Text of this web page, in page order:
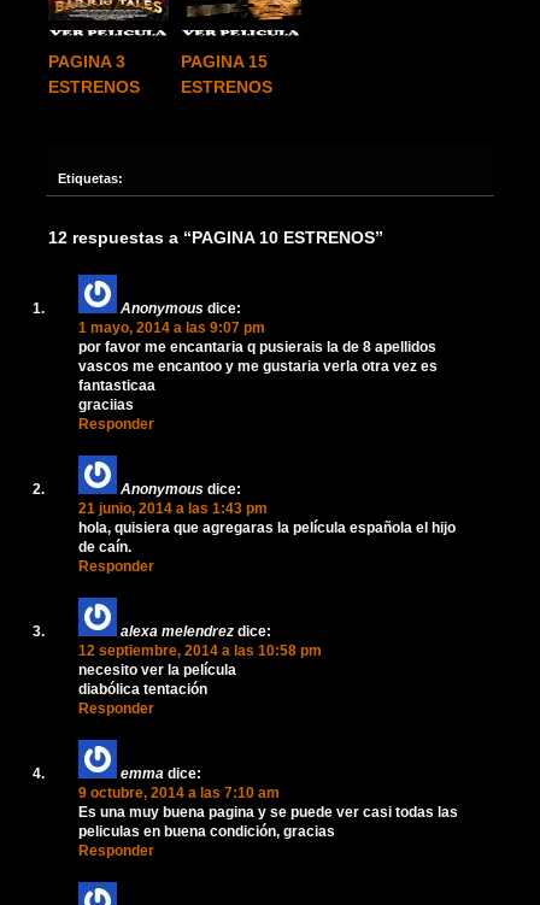
PAGINA 3
ESTRENOS
PAGINA 15
ESTRENOS
Etiquetas:
12 respuestas a “PAGINA 10 ESTRENOS”
Anonymous dice:
1 mayo, 2014 a las 9:07 pm
por favor me encantaria q pusierais la de 8 apellidos
vascos me encantoo y me gustaria verla otra vez es
fantasticaa
graciias
Responder
Anonymous dice:
21 junio, 2014 a las 1:43 pm
hola, quisiera que agregaras la película española el hijo
de caín.
Responder
alexa melendrez dice:
12 septiembre, 2014 a las 10:58 pm
necesito ver la película
diabólica tentación
Responder
emma dice:
9 octubre, 2014 a las 7:10 am
Es una muy buena pagina y se puede ver casi todas las
peliculas en buena condición, gracias
Responder